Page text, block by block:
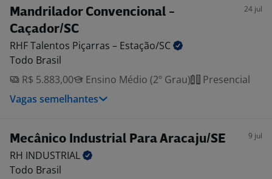
Mandrilador Convencional -
Caçador/SC
24 jul
RHF Talentos Piçarras – Estação/SC
Todo Brasil
R$ 5.883,00
Ensino Médio (2º Grau)
Presencial
Vagas semelhantes
Mecânico Industrial Para Aracaju/SE 9 jul
RH INDUSTRIAL
Todo Brasil